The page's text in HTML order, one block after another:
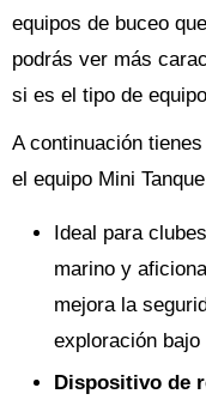
equipos de buceo
podrás ver más
si es el tipo de
A continuación
el equipo Mini
Ideal para
marino y
mejora la
exploración
Dispositivo de